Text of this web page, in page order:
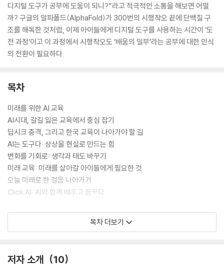
디지털 도구가 공부에 도움이 되니?”라고 적극적인 소통을 해보면 어떨
까? 구글의 알파폴드(AlphaFold)가 300번의 시행착오 끝에 단백질 구
조를 해독한 것처럼, 이제 아이들에게 디지털 도구를 사용하는 시간이 ‘도
전 과정’이고 이 과정에서 시행착오도 ‘배움의 일부’라는 공부에 대한 인식
의 전환이 필요하다.
목차
미래를 위한 AI 교육
AI시대, 갈길 잃은 교육에서 중심 잡기
딥시크 충격, 그리고 한국 교육이 나아가야 할 길
AI는 도구다: 상상을 현실로 만드는 힘
변화를 기회로: 생각과 태도 바꾸기
미래 교육: 미래를 살아갈 아이들에게 필요한 것
오늘 미래로 한 걸음 나아가기
Click AI: AI와 함께 배우고 꿈꾸다.
제1장 유아부터
데이터쉐프 내가 찍은 사진으로 만드는 색칠공부
목차 더보기
저자 소개 10